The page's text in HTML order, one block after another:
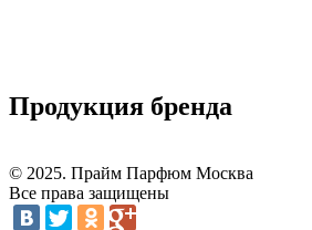
Продукция бренда
© 2025. Прайм Парфюм Москва
Все права защищены